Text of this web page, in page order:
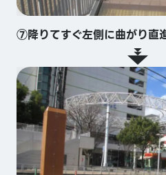
⑦降りてすぐ左側に曲がり直